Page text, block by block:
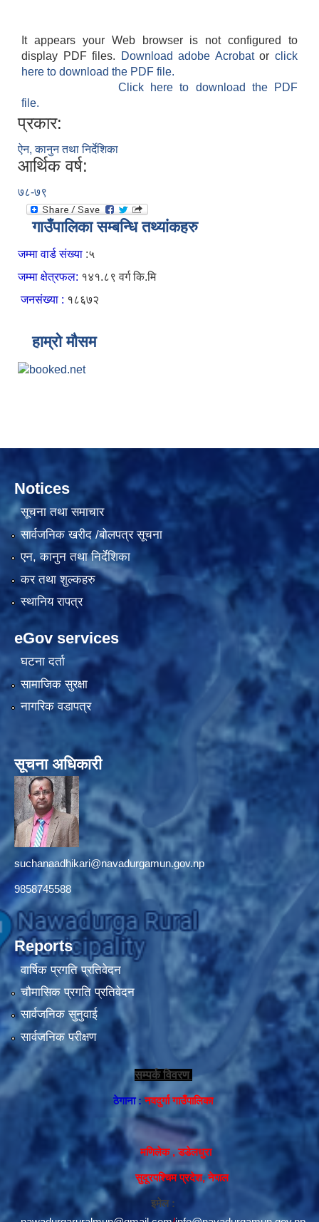
It appears your Web browser is not configured to
display PDF files.
Download adobe Acrobatorclick
here to download the PDF file.
Click here to download the PDF
file.
प्रकार:
ऐन, कानुन तथा निर्देशिका
आर्थिक वर्ष:
७८-७९
गाउँपालिका सम्बन्धि तथ्यांकहरु
जम्मा वार्ड संख्या :५
जम्मा क्षेत्रफल: १४१.८९ वर्ग कि.मि
जनसंख्या : १८६७२
हाम्रो मौसम
Notices
सूचना तथा समाचार
सार्वजनिक खरीद /बोलपत्र सूचना
एन, कानुन तथा निर्देशिका
कर तथा शुल्कहरु
स्थानिय रापत्र
eGov services
घटना दर्ता
सामाजिक सुरक्षा
नागरिक वडापत्र
सूचना अधिकारी
suchanaadhikari@navadurgamun.gov.np
9858745588
Reports
वार्षिक प्रगति प्रतिवेदन
चौमासिक प्रगति प्रतिवेदन
सार्वजनिक सुनुवाई
सार्वजनिक परीक्षण
सम्पर्क विवरण
ठेगाना :नवदुर्गा गाउँपालिका
मणिलेक , डडेलधुरा
सुदूरपश्चिम प्रदेश, नेपाल
इमेल :